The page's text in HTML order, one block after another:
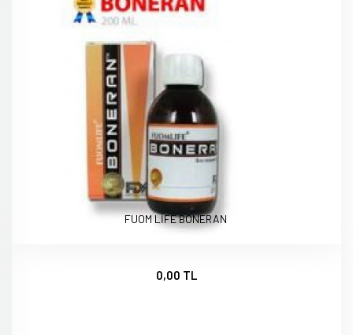
FUOM LİFE BONERAN
0,00 TL